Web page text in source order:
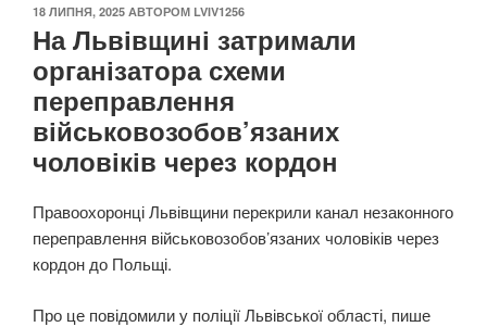
ОПУБЛІКОВАНО
18 ЛИПНЯ, 2025 АВТОРОМ LVIV1256
На Львівщині затримали
організатора схеми
переправлення
військовозобов’язаних
чоловіків через кордон
Правоохоронці Львівщини перекрили канал незаконного
переправлення військовозобов’язаних чоловіків через
кордон до Польщі.
Про це повідомили у поліції Львівської області, пише